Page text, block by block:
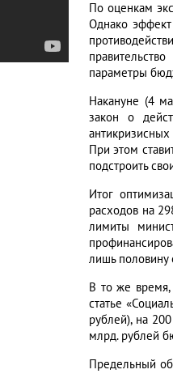
По оценкам
Однако
параметры
Накануне (4
закон о
При этом
подстроить
Итог
расходов на
лимиты
лишь
В то же время,
статье
рублей), на
млрд. рублей
Предельный